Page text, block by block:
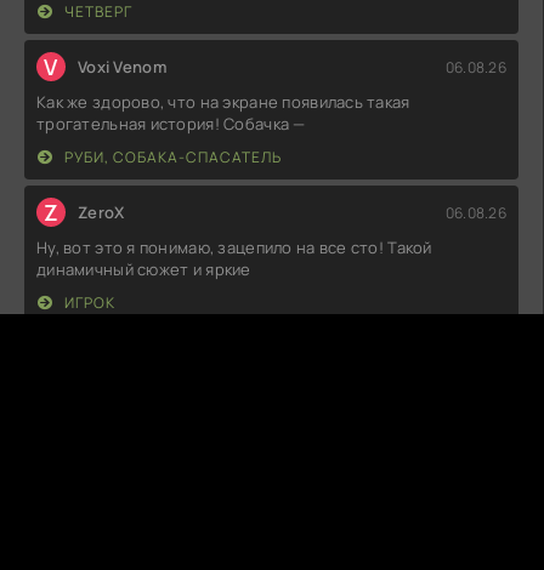
ЧЕТВЕРГ
V Voxi Venom 06.08.26
Как же здорово, что на экране появилась такая
трогательная история! Собачка —
РУБИ, СОБАКА-СПАСАТЕЛЬ
Z ZeroX 06.08.26
Ну, вот это я понимаю, зацепило на все сто! Такой
динамичный сюжет и яркие
ИГРОК